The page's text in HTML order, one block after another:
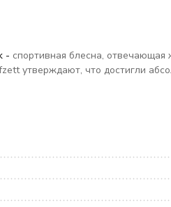
- cпортивная блесна, отвечающая
утверждают, что достигли